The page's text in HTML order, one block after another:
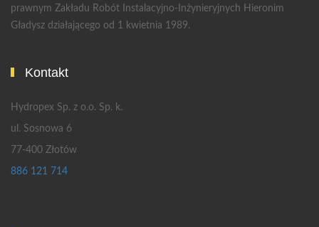
prawnym Zakładu Robót Instalacyjno-Inżynieryjnych Hieronim
Gładysz działającego od 1 kwietnia 1989.
Kontakt
Hydropex Sp. z o.o. Sp. k.
ul. Sosnowa 6
77-400 Złotów
886 121 714